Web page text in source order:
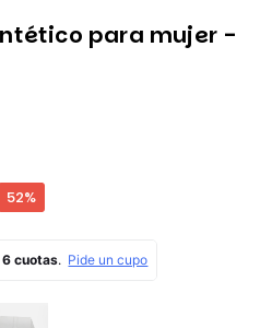
para mujer -
52%